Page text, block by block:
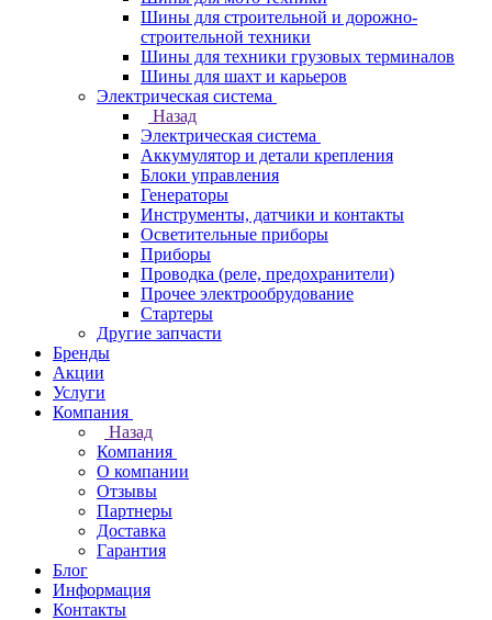
Шины для строительной и дорожно-
строительной техники
Шины для техники грузовых терминалов
Шины для шахт и карьеров
Электрическая система
Назад
Электрическая система
Аккумулятор и детали крепления
Блоки управления
Генераторы
Инструменты, датчики и контакты
Осветительные приборы
Приборы
Проводка (реле, предохранители)
Прочее электрообрудование
Стартеры
Другие запчасти
Бренды
Акции
Услуги
Компания
Назад
Компания
О компании
Отзывы
Партнеры
Доставка
Гарантия
Блог
Информация
Контакты